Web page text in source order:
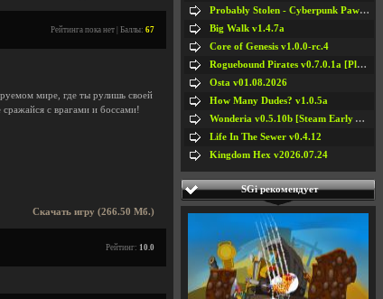
Рейтинга пока нет | Баллы: 67
мире, где ты рулишь своей
с врагами и боссами!
Скачать игру (266.50 Мб.)
Рейтинг: 10.0
Probably Stolen - Cyberpunk Pawnshop Simulator v048c [Playtest]
Big Walk v1.4.7a
Core of Genesis v1.0.0-rc.4
Roguebound Pirates v0.7.0.1a [Playtest]
Osta v01.08.2026
How Many Dudes? v1.0.5a
Wonderia v0.5.10b [Steam Early Access]
Life In The Sewer v0.4.12
Kingdom Hex v2026.07.24
SGi рекомендует